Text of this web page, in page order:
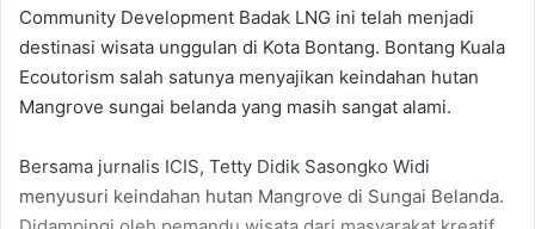
Community Development Badak LNG ini telah menjadi
destinasi wisata unggulan di Kota Bontang. Bontang Kuala
Ecoutorism salah satunya menyajikan keindahan hutan
Mangrove sungai belanda yang masih sangat alami.
Bersama jurnalis ICIS, Tetty Didik Sasongko Widi
menyusuri keindahan hutan Mangrove di Sungai Belanda.